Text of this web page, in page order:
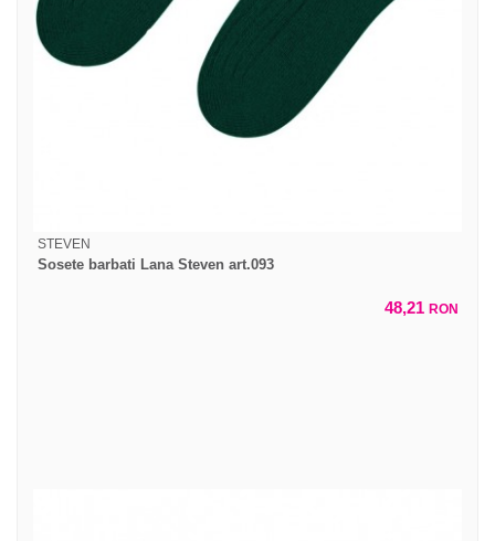
STEVEN
Sosete barbati Lana Steven art.093
48,21 RON